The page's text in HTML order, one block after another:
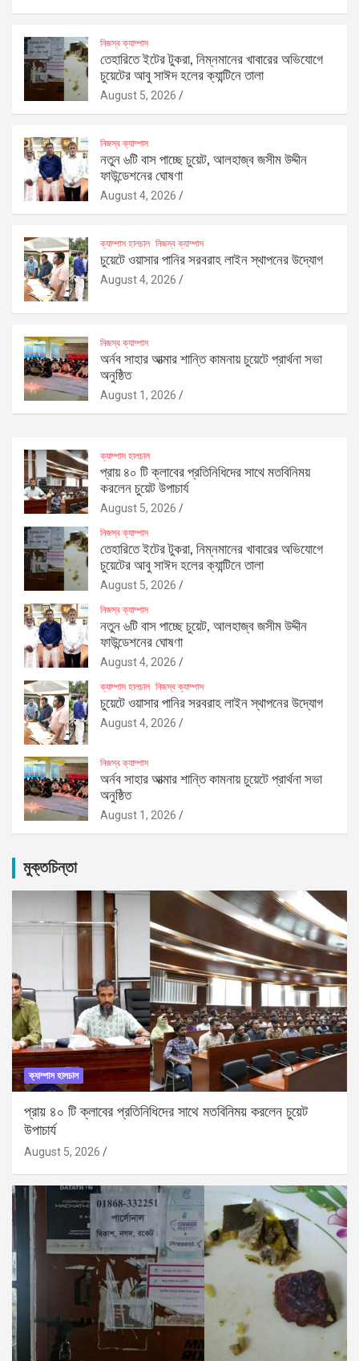
নিজস্ব ক্যাম্পাস
তেহারিতে ইটের টুকরা, নিম্নমানের খাবারের অভিযোগে
চুয়েটের আবু সাঈদ হলের ক্যান্টিনে তালা
August 5, 2026
নিজস্ব ক্যাম্পাস
নতুন ৬টি বাস পাচ্ছে চুয়েট, আলহাজ্ব জসীম উদ্দীন
ফাউন্ডেশনের ঘোষণা
August 4, 2026
ক্যাম্পাস হালচাল নিজস্ব ক্যাম্পাস
চুয়েটে ওয়াসার পানির সরবরাহ লাইন স্থাপনের উদ্যোগ
August 4, 2026
নিজস্ব ক্যাম্পাস
অর্নব সাহার আত্মার শান্তি কামনায় চুয়েটে প্রার্থনা সভা
অনুষ্ঠিত
August 1, 2026
ক্যাম্পাস হালচাল
প্রায় ৪০ টি ক্লাবের প্রতিনিধিদের সাথে মতবিনিময়
করলেন চুয়েট উপাচার্য
August 5, 2026
নিজস্ব ক্যাম্পাস
তেহারিতে ইটের টুকরা, নিম্নমানের খাবারের অভিযোগে
চুয়েটের আবু সাঈদ হলের ক্যান্টিনে তালা
August 5, 2026
নিজস্ব ক্যাম্পাস
নতুন ৬টি বাস পাচ্ছে চুয়েট, আলহাজ্ব জসীম উদ্দীন
ফাউন্ডেশনের ঘোষণা
August 4, 2026
ক্যাম্পাস হালচাল নিজস্ব ক্যাম্পাস
চুয়েটে ওয়াসার পানির সরবরাহ লাইন স্থাপনের উদ্যোগ
August 4, 2026
নিজস্ব ক্যাম্পাস
অর্নব সাহার আত্মার শান্তি কামনায় চুয়েটে প্রার্থনা সভা
অনুষ্ঠিত
August 1, 2026
মুক্তচিন্তা
ক্যাম্পাস হালচাল
প্রায় ৪০ টি ক্লাবের প্রতিনিধিদের সাথে মতবিনিময় করলেন চুয়েট
উপাচার্য
August 5, 2026